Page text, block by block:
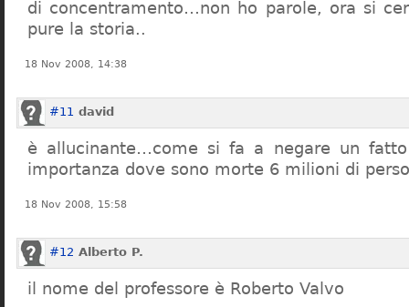
di concentramento…non ho parole, ora si
pure la storia..
18 Nov 2008, 14:38
#11 david
è allucinante…come si fa a negare un
importanza dove sono morte 6 milioni di
18 Nov 2008, 15:58
#12 Alberto P.
il nome del professore è Roberto Valvo